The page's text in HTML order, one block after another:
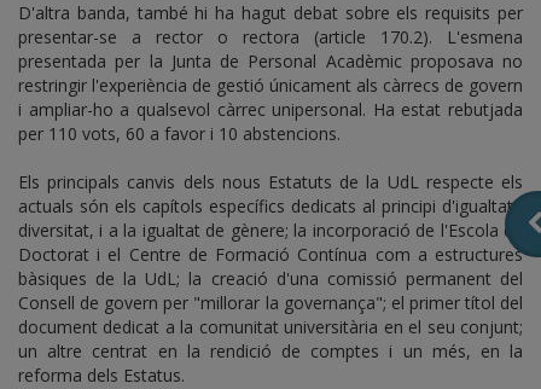
D'altra banda, també hi ha hagut debat sobre els requisits per
presentar-se a rector o rectora (article 170.2). L'esmena
presentada per la Junta de Personal Acadèmic proposava no
restringir l'experiència de gestió únicament als càrrecs de govern
i ampliar-ho a qualsevol càrrec unipersonal. Ha estat rebutjada
per 110 vots, 60 a favor i 10 abstencions.
Els principals canvis dels nous Estatuts de la UdL respecte els
actuals són els capítols específics dedicats al principi d'igualtat i
diversitat, i a la igualtat de gènere; la incorporació de l'Escola de
Doctorat i el Centre de Formació Contínua com a estructures
bàsiques de la UdL; la creació d'una comissió permanent del
Consell de govern per "millorar la governança"; el primer títol del
document dedicat a la comunitat universitària en el seu conjunt;
un altre centrat en la rendició de comptes i un més, en la
reforma dels Estatus.